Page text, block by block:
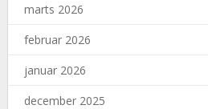
marts 2026
februar 2026
januar 2026
december 2025